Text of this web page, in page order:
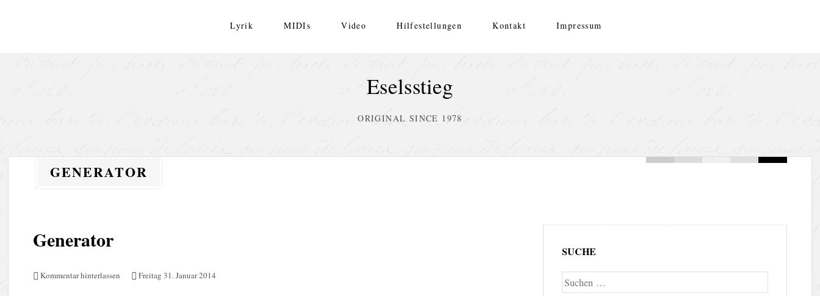
Lyrik MIDIs Video Hilfestellungen Kontakt Impressum
Eselsstieg
ORIGINAL SINCE 1978
GENERATOR
Generator
Kommentar hinterlassen Freitag 31. Januar 2014
SUCHE
Suche